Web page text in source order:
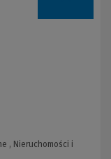
, Nieruchomości i